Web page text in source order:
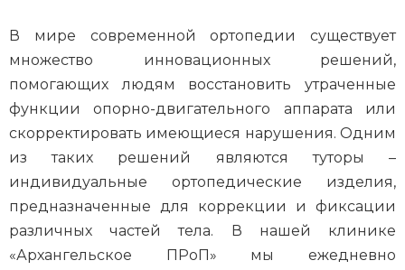
В мире современной ортопедии существует
множество инновационных решений,
помогающих людям восстановить утраченные
функции опорно-двигательного аппарата или
скорректировать имеющиеся нарушения. Одним
из таких решений являются туторы –
индивидуальные ортопедические изделия,
предназначенные для коррекции и фиксации
различных частей тела. В нашей клинике
«Архангельское ПРоП» мы ежедневно